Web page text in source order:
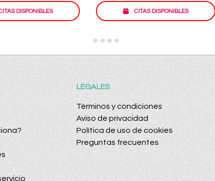
DISPONIBLES CITAS DISPONIBLES
LEGALES
Términos y condiciones
Aviso de privacidad
Política de uso de cookies
Preguntas frecuentes